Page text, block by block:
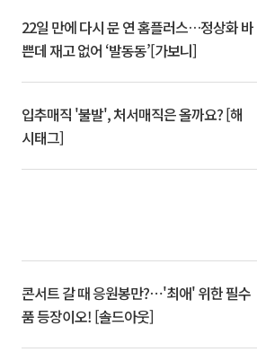
22일 만에 다시 문 연 홈플러스…정상화 바
쁜데 재고 없어 ‘발동동’[가보니]
입추매직 '불발', 처서매직은 올까요? [해
시태그]
콘서트 갈 때 응원봉만?⋯'최애' 위한 필수
품 등장이오! [솔드아웃]